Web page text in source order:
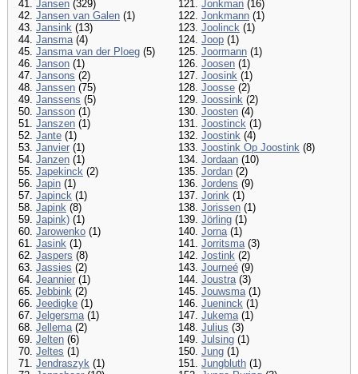
41. Jansen (329)
42. Jansen van Galen (1)
43. Jansink (13)
44. Jansma(4)
45. Jansma van der Ploeg (5)
46. Janson (1)
47. Jansons (2)
48. Janssen (75)
49. Janssens (5)
50. Jansson (1)
51. Janszen (1)
52. Jante (1)
53. Janvier (1)
54. Janzen (1)
55. Japekinck (2)
56. Japin (1)
57. Japinck (1)
58. Japink (8)
59. Japink) (1)
60. Jarowenko (1)
61. Jasink (1)
62. Jaspers (8)
63. Jassies (2)
64. Jeannier (1)
65. Jebbink (2)
66. Jeedigke (1)
67. Jelgersma(1)
68. Jellema(2)
69. Jelten (6)
70. Jeltes (1)
71. Jendraszyk (1)
121. Jonkman (16)
122. Jonkmann (1)
123. Joolinck (1)
124. Joop (1)
125. Joormann (1)
126. Joosen (1)
127. Joosink (1)
128. Joosse (2)
129. Joossink (2)
130. Joosten (4)
131. Joostinck (1)
132. Joostink (4)
133. Joostink Op Joostink (8)
134. Jordaan (10)
135. Jordan (2)
136. Jordens (9)
137. Jorink (1)
138. Jorissen (1)
139. Jörling (1)
140. Jorna(1)
141. Jorritsma(3)
142. Jostink (2)
143. Journeé (9)
144. Joustra(3)
145. Jouwsma(1)
146. Jueninck (1)
147. Jukema(1)
148. Julius (3)
149. Julsing (1)
150. Jung (1)
151. Jungbluth (1)